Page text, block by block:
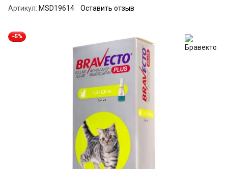
Артикул: MSD19614 Оставить отзыв
−5%